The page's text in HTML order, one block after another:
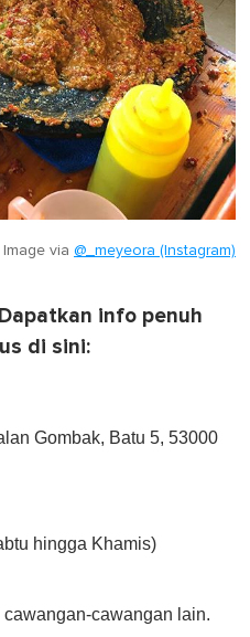
Image via @_meyeora (Instagram)
info penuh
di sini:
Gombak, Batu 5, 53000
hingga Khamis)
cawangan lain.